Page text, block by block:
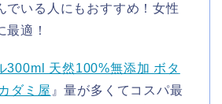
でいる人にもおすすめ！女性
最適！
300ml 天然100%無添加 ボタ
ダミ屋 』量が多くてコスパ最